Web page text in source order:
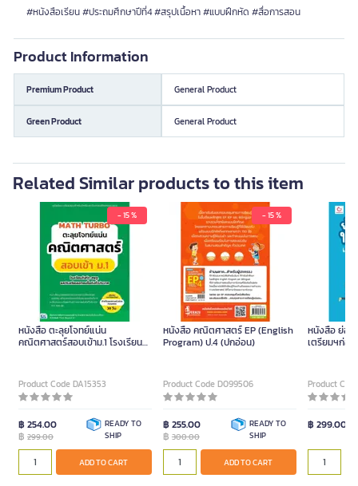
#หนังสือเรียน #ประถมศึกษาปีที่4 #สรุปเนื้อหา #แบบฝึกหัด #สื่อการสอน
Product Information
Premium Product General Product
Green Product General Product
Related Similar products to this item
- 15 %
หนังสือ ตะลุยโจทย์แน่น
คณิตศาสตร์สอบเข้าม.1 โรงเรียน
Product Code DA15353
฿ 254.00
฿ 299.00
READY TO
SHIP
ADD TO CART
- 15 %
หนังสือ คณิตศาสตร์ EP (English
Program) ป.4 (ปกอ่อน)
Product Code D099506
฿ 255.00
฿ 300.00
READY TO
SHIP
ADD TO CART
หนังสือ ย่อ
เตรียมฯก่อ
Product
฿ 299.00